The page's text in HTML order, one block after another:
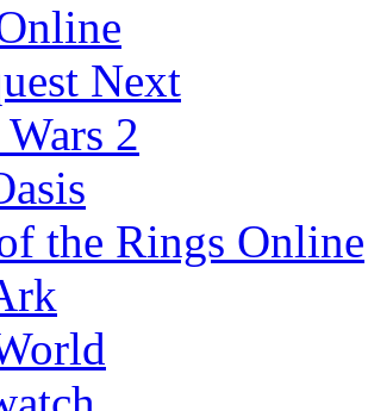
Next
2
the Rings Online